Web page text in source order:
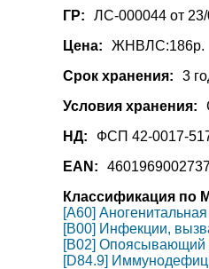
ГР:
ЛС-000044 от
Цена:
ЖНВЛС:186р.
Срок хранения:
3
Условия хранения:
НД:
ФСП 42-0017-
EAN:
Классификация по
[A60]
[B00] Инфекции,
[B02] Опоясывающий
[D84.9]